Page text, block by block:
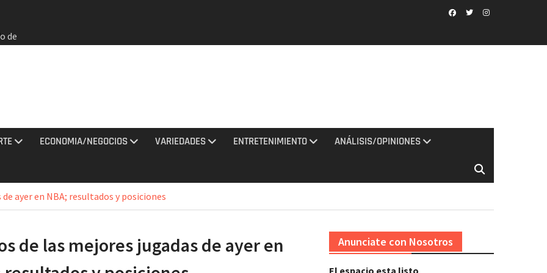
de
e
que
ECONOMIA/NEGOCIOS VARIEDADES ENTRETENIMIENTO ANÁLISIS/OPINIONES
ayer en NBA; resultados y posiciones
de las mejores jugadas de ayer en
Anunciate con Nosotros
El espacio esta listo